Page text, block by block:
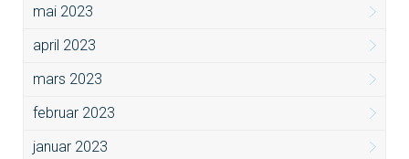
mai 2023
april 2023
mars 2023
februar 2023
januar 2023